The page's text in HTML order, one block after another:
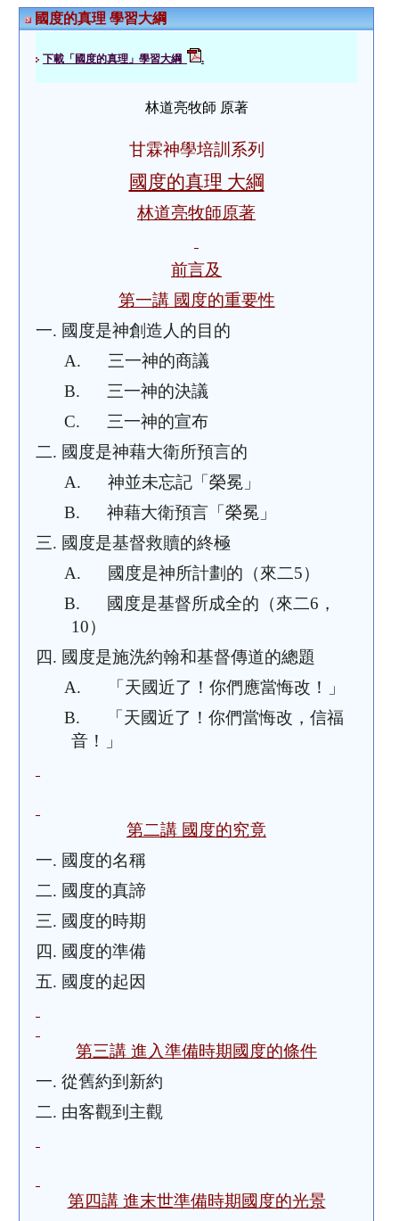
國度的真理 學習大綱
下載「國度的真理」學習大綱 .
林道亮牧師 原著
甘霖神學培訓系列
國度的真理 大綱
林道亮牧師原著
前言及
第一講 國度的重要性
一. 國度是神創造人的目的
A.
三一神的商議
B.
三一神的決議
C.
三一神的宣布
二. 國度是神藉大衛所預言的
A.
神並未忘記「榮冕」
B.
神藉大衛預言「榮冕」
三. 國度是基督救贖的終極
A.
國度是神所計劃的（來二5）
B.
國度是基督所成全的（來二6，
10）
四. 國度是施洗約翰和基督傳道的總題
A.
「天國近了！你們應當悔改！」
B.
「天國近了！你們當悔改，信福
音！」
第二講 國度的究竟
一. 國度的名稱
二. 國度的真諦
三. 國度的時期
四. 國度的準備
五. 國度的起因
第三講 進入準備時期國度的條件
一. 從舊約到新約
二. 由客觀到主觀
第四講 進末世準備時期國度的光景